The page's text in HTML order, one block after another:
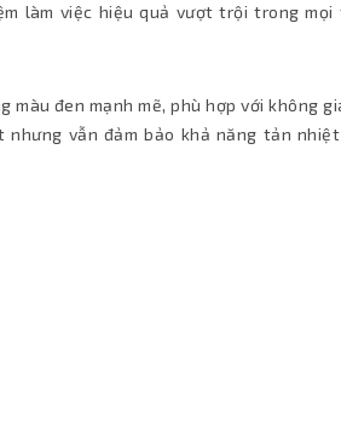
làm việc hiệu quả vượt trội trong mọi
màu đen mạnh mẽ, phù hợp với không
vẫn đảm bảo khả năng tản